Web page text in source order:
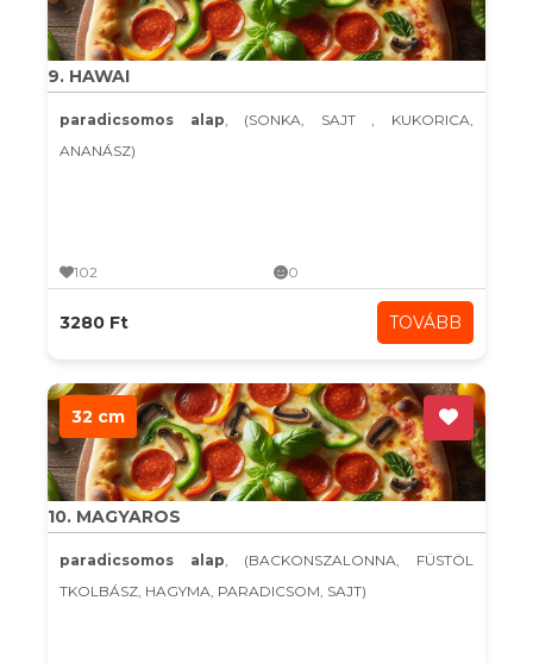
9. HAWAI
paradicsomos alap, (SONKA, SAJT , KUKORICA,
ANANÁSZ)
102 0
3280 Ft TOVÁBB
32 cm
10. MAGYAROS
paradicsomos alap, (BACKONSZALONNA, FÜSTÖL
TKOLBÁSZ, HAGYMA, PARADICSOM, SAJT)